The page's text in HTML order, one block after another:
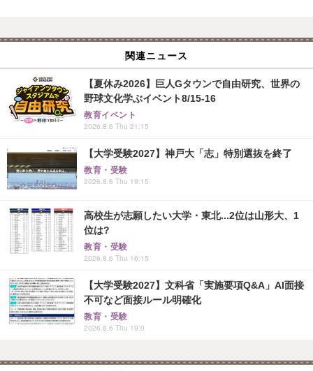
関連ニュース
【夏休み2026】巨人Gタウンで自由研究、世界の
野球文化学ぶイベント8/15-16
教育イベント
2026.8.6 Thu 21:15
【大学受験2027】神戸大「志」特別選抜を終了
教育・受験
2026.8.6 Thu 19:15
高校生が志願したい大学・東北...2位は山形大、1
位は?
教育・受験
2026.8.6 Thu 16:15
【大学受験2027】文科省「実施要項Q&A」AI面接
不可など面接ルール明確化
教育・受験
2026.8.6 Thu 19:0